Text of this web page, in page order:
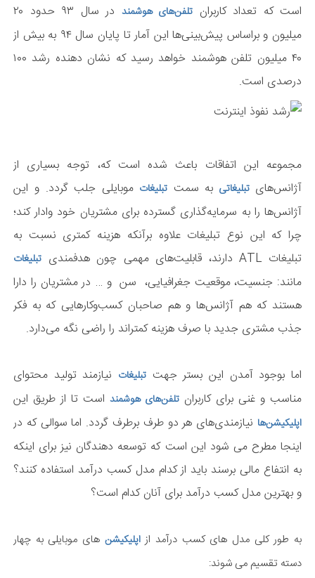
است که تعداد کاربران تلفن‌های هوشمند
در سال ۹۳ حدود ۲۰
میلیون و براساس پیش‌بینی‌ها این آمار تا پایان سال ۹۴ به بیش از
۴۰ میلیون تلفن هوشمند خواهد رسید که نشان دهنده رشد ۱۰۰
درصدی است.
مجموعه این اتفاقات باعث شده است که، توجه بسیاری از
آژانس‌های تبلیغاتی به سمتتبلیغات موبایلی جلب گردد. و این
آژانس‌ها را به سرمایه‌گذاری گسترده برای مشتریان خود وادار کند؛
چرا که این نوع تبلیغات علاوه برآنکه هزینه کمتری نسبت به
تبلیغات ATL دارند، قابلیت‌های مهمی چون هدفمندی
تبلیغات
مانند: جنسیت، موقعیت جغرافیایی، سن و … در مشتریان را دارا
هستند که هم آژانس‌ها و هم صاحبان کسب‌و‌کارهایی که به فکر
جذب مشتری جدید با صرف هزینه کمتر‌اند را راضی نگه می‌دارد.
اما بوجود آمدن این بستر جهت تبلیغات نیازمند تولید محتوای
مناسب و غنی برای کاربران تلفن‌های هوشمند است تا از طریق این
اپلیکیشن‌ها نیازمندی‌های هر دو طرف برطرف گردد. اما سوالی که در
اینجا مطرح می شود این است که توسعه دهندگان نیز برای اینکه
به انتفاع مالی برسند باید از کدام مدل کسب درآمد استفاده کنند؟
و بهترین مدل کسب درآمد برای آنان کدام است؟
به طور کلی مدل های کسب درآمد ازاپلیکیشن های موبایلی به چهار
دسته تقسیم می شوند: